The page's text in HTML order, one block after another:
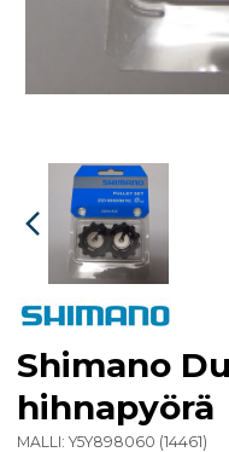
Shimano
hihnapyörä
MALLI: Y5Y898060 (14461)